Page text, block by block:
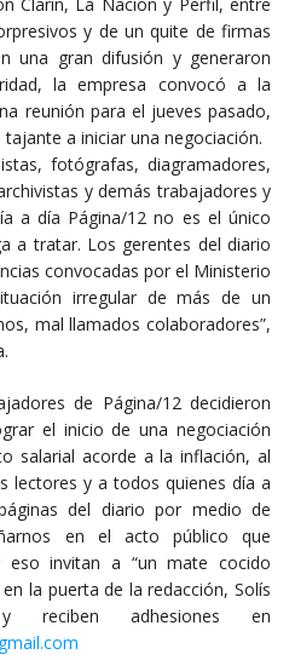
Clarín, La Nación y Perfil, entre
y de un quite de firmas
una gran difusión y generaron
la empresa convocó a la
reunión para el jueves pasado,
a iniciar una negociación.
fotógrafas, diagramadores,
y demás trabajadores y
a día Página/12 no es el único
a tratar. Los gerentes del diario
convocadas por el Ministerio
irregular de más de un
mal llamados colaboradores”,
de Página/12 decidieron
el inicio de una negociación
salarial acorde a la inflación, al
lectores y a todos quienes día a
del diario por medio de
en el acto público que
eso invitan a “un mate cocido
la puerta de la redacción, Solís
adhesiones en